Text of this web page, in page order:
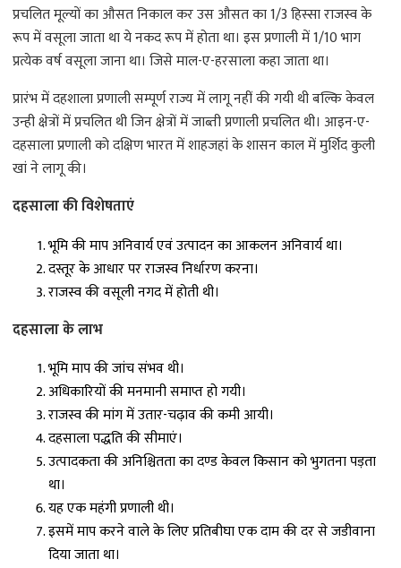
प्रचलित मूल्यों का औसत निकाल कर उस औसत का 1/3 हिस्सा राजस्व के
रूप में वसूला जाता था ये नकद रूप में होता था। इस प्रणाली में 1/10 भाग
प्रत्येक वर्ष वसूला जाना था। जिसे माल-ए-हरसाला कहा जाता था।
प्रारंभ में दहशाला प्रणाली सम्पूर्ण राज्य में लागू नहीं की गयी थी बल्कि केवल
उन्ही क्षेत्रों में प्रचलित थी जिन क्षेत्रों में जाब्ती प्रणाली प्रचलित थी। आइन-ए-
दहसाला प्रणाली को दक्षिण भारत में शाहजहां के शासन काल में मुर्शिद कुली
खां ने लागू की।
दहसाला की विशेषताएं
भूमि की माप अनिवार्य एवं उत्पादन का आकलन अनिवार्य था।
दस्तूर के आधार पर राजस्व निर्धारण करना।
राजस्व की वसूली नगद में होती थी।
दहसाला के लाभ
भूमि माप की जांच संभव थी।
अधिकारियों की मनमानी समाप्त हो गयी।
राजस्व की मांग में उतार-चढ़ाव की कमी आयी।
दहसाला पद्धति की सीमाएं।
उत्पादकता की अनिश्चितता का दण्ड केवल किसान को भुगतना पड़ता
था।
यह एक महंगी प्रणाली थी।
इसमें माप करने वाले के लिए प्रतिबीघा एक दाम की दर से जडीवाना
दिया जाता था।